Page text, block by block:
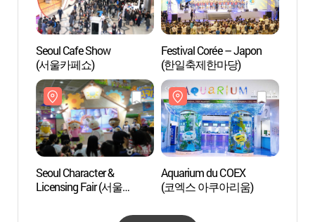
Seoul Cafe Show
(서울카페쇼)
Festival Corée – Japon
(한일축제한마당)
Seoul Character &
Licensing Fair (서울
Aquarium du COEX
(코엑스 아쿠아리움)